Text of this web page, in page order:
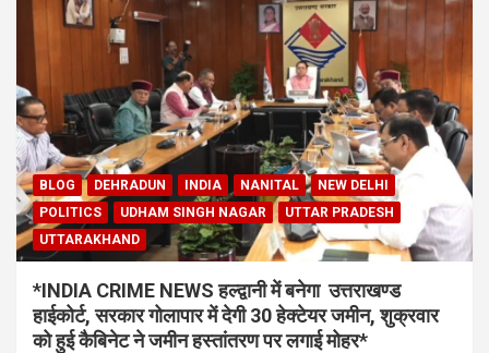
BLOG DEHRADUN INDIA NANITAL
NEW DELHI
POLITICS
UDHAM SINGH NAGAR
UTTAR PRADESH
UTTARAKHAND
*INDIA CRIME NEWS हल्द्वानी में बनेगा उत्तराखण्ड
हाईकोर्ट, सरकार गोलापार में देगी 30 हेक्टेयर जमीन, शुक्रवार
को हुई कैबिनेट ने जमीन हस्तांतरण पर लगाई मोहर*